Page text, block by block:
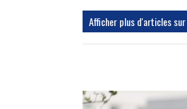
Afficher plus d'articles